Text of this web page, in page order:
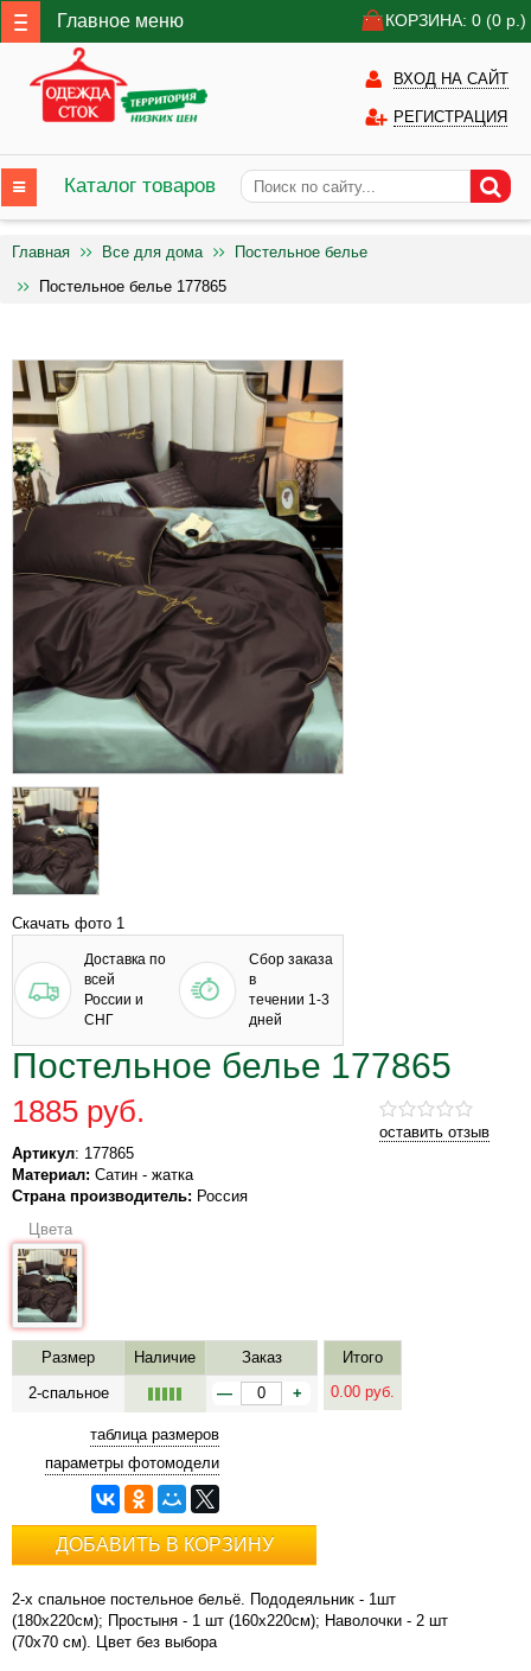
Главное меню КОРЗИНА: 0 (0 р.)
ВХОД НА САЙТ
РЕГИСТРАЦИЯ
Каталог товаров
Главная Все для дома
Постельное белье
Постельное белье 177865
Скачать фото 1
Доставка по
всей
России и
СНГ
Сбор заказа
в
течении 1-3
дней
Постельное белье 177865
оставить отзыв
1885 руб.
Артикул: 177865
Материал: Сатин - жатка
Страна производитель: Россия
Цвета
Размер Наличие
Заказ
2-спальное
— +
Итого
0.00 руб.
таблица размеров
параметры фотомодели
ДОБАВИТЬ В КОРЗИНУ
2-х спальное постельное бельё. Пододеяльник - 1шт
(180х220см); Простыня - 1 шт (160х220см); Наволочки - 2 шт
(70х70 см). Цвет без выбора